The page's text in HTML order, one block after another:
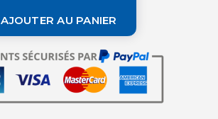
AJOUTER AU PANIER